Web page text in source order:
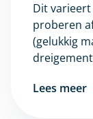
Dit
proberen
(gelukkig
Lees meer